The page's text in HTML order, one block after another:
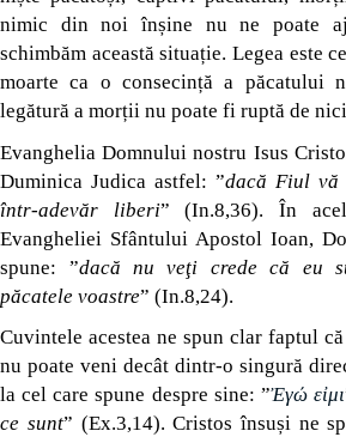
nimic din noi înșine nu ne poate
schimbăm această situație. Legea este
moarte ca o consecință a păcatului
legătură a morții nu poate fi ruptă de
Evanghelia Domnului nostru Isus
Duminica Judica astfel: ”dacă Fiul
într-adevăr liberi” (In.8,36). În
Evangheliei Sfântului Apostol Ioan,
spune: ”dacă nu veţi crede că eu
păcatele voastre” (In.8,24).
Cuvintele acestea ne spun clar faptul
nu poate veni decât dintr-o singură
la cel care spune despre sine: ”Ἐγώ εἰμι
ce sunt” (Ex.3,14). Cristos însuși ne